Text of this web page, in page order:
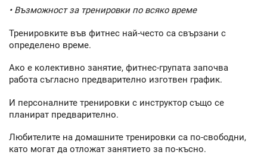
• Възможност за тренировки по всяко време
Тренировките във фитнес най-често са свързани с
определено време.
Ако е колективно занятие, фитнес-групата започва
работа съгласно предварително изготвен график.
И персоналните тренировки с инструктор също се
планират предварително.
Любителите на домашните тренировки са по-свободни,
като могат да отложат занятието за по-късно.